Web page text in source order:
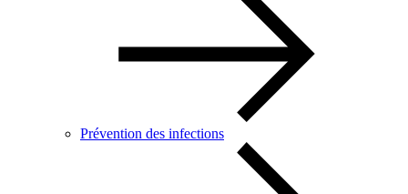
Prévention des infections